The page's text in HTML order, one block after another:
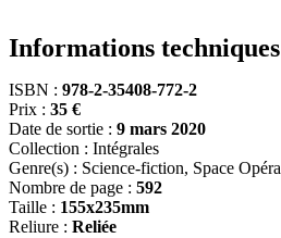
Informations techniques
ISBN : 978-2-35408-772-2
Prix : 35 €
Date de sortie : 9 mars 2020
Collection : Intégrales
Genre(s) : Science-fiction, Space Opéra
Nombre de page : 592
Taille : 155x235mm
Reliure : Reliée